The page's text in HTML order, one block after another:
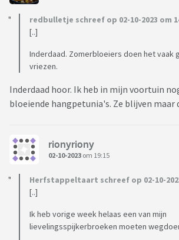
redbulletje schreef op 02-10-2023 om
[..]
Inderdaad. Zomerbloeiers doen het vaak
vriezen.
Inderdaad hoor. Ik heb in mijn voortuin
bloeiende hangpetunia's. Ze blijven maar
rionyriony
02-10-2023 om 19:15
Herfstappeltaart schreef op 02-10-
[..]
Ik heb vorige week helaas een van mijn
lievelingsspijkerbroeken moeten